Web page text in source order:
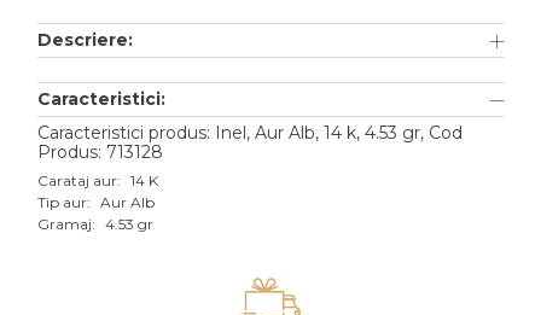
Aur alb
Aur roz
Aur mixt
Descriere:
Caracteristici:
Caracteristici produs: Inel, Aur Alb, 14 k, 4.53 gr, Cod
Produs: 713128
Carataj aur: 14 K
Tip aur: Aur Alb
Gramaj: 4.53 gr